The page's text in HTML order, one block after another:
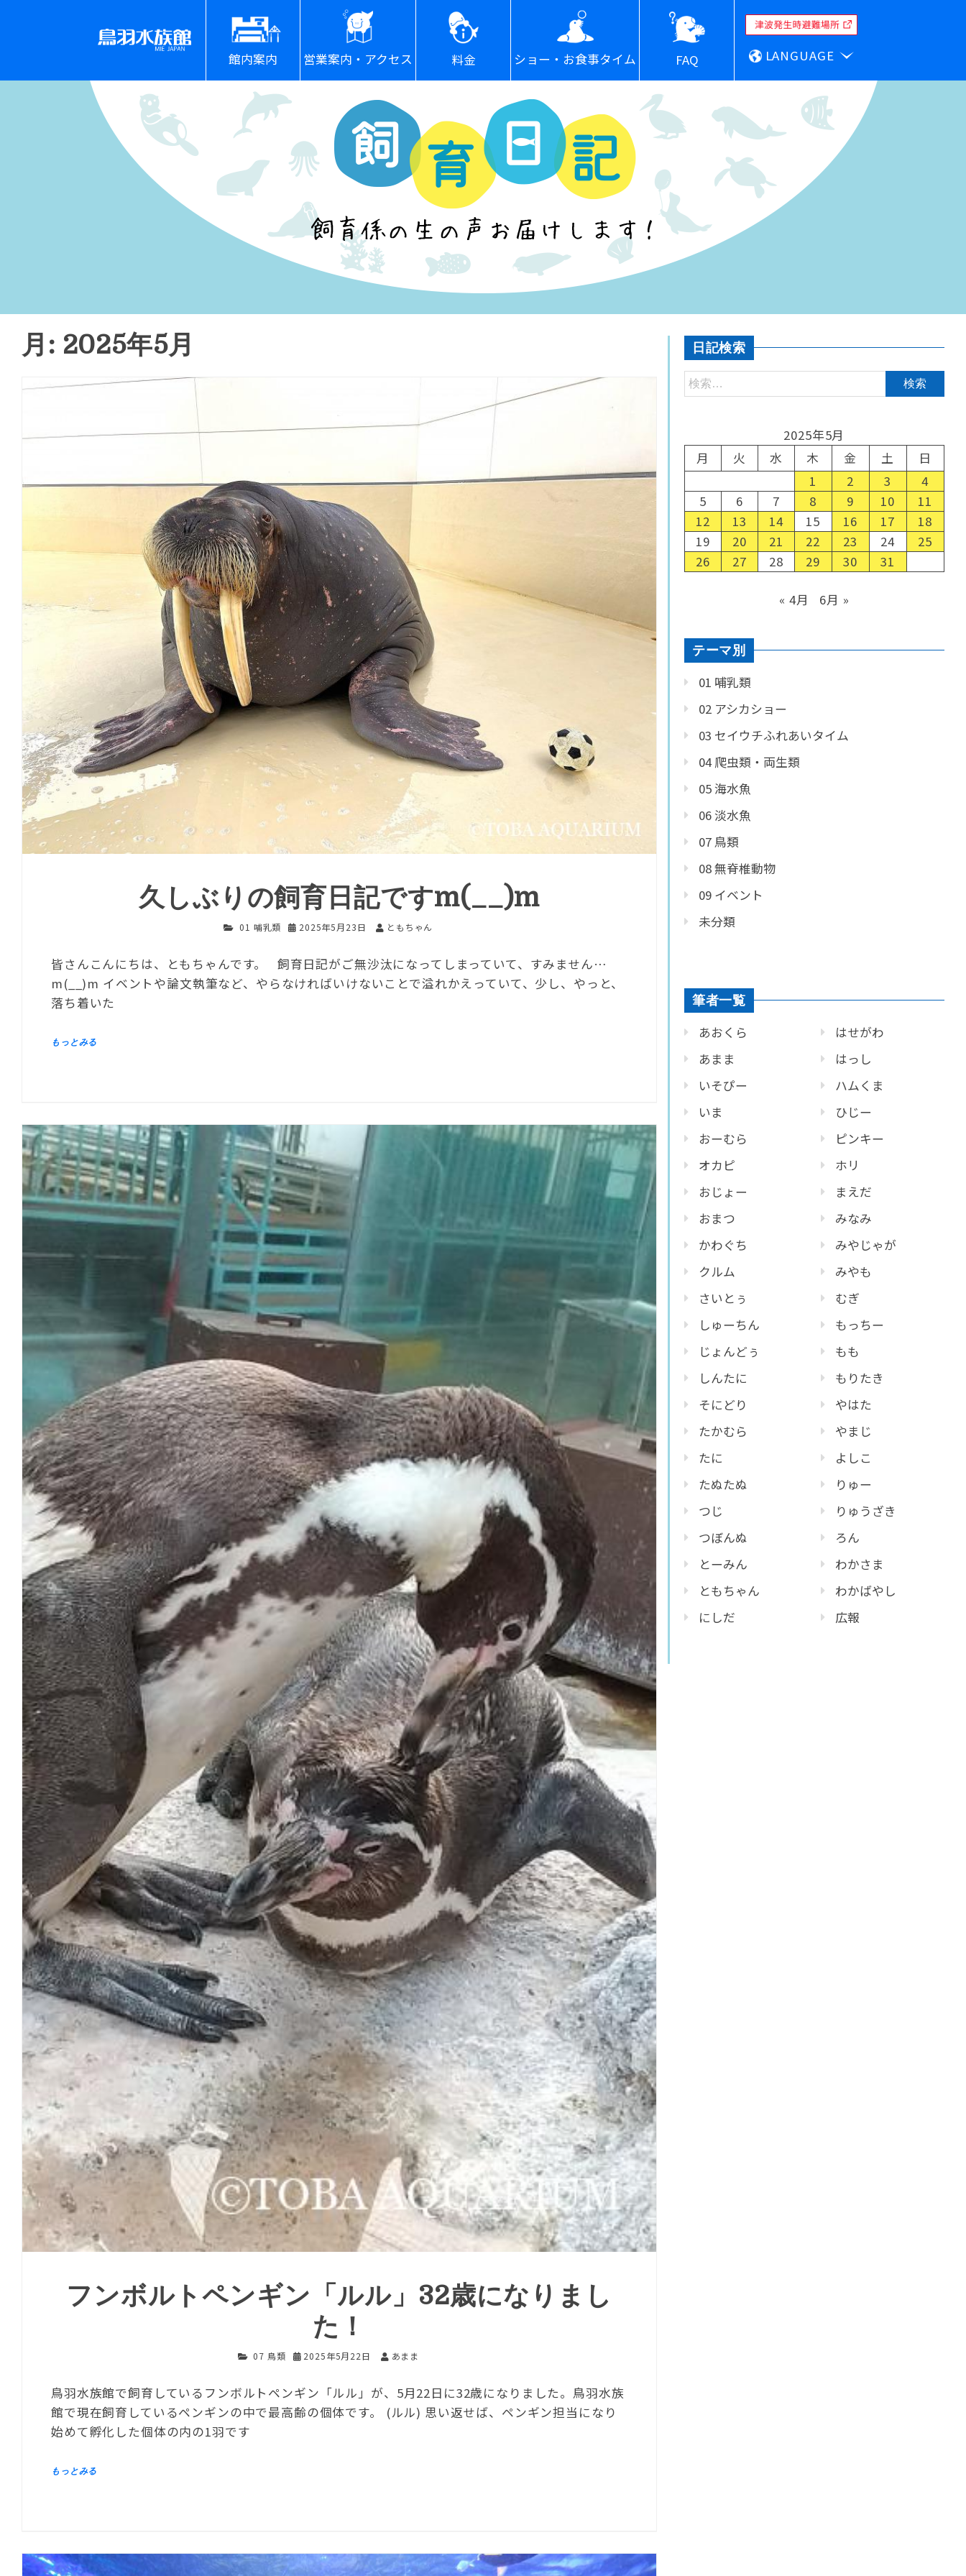
館内案内 営業案内・アクセス 料金 ショー・お食事タイム FAQ LANGUAGE
月: 2025年5月
久しぶりの飼育日記ですm(__)m
01 哺乳類 2025年5月23日 ともちゃん
皆さんこんにちは、ともちゃんです。 飼育日記がご無沙汰になってしまっていて、すみません…
m(__)m イベントや論文執筆など、やらなければいけないことで溢れかえっていて、少し、やっと、
落ち着いた
フンボルトペンギン「ルル」32歳になりまし
た！
07 鳥類 2025年5月22日 あまま
鳥羽水族館で飼育しているフンボルトペンギン「ルル」が、5月22日に32歳になりました。鳥羽水族
館で現在飼育しているペンギンの中で最高齢の個体です。 (ルル) 思い返せば、ペンギン担当になり
始めて孵化した個体の内の1羽です
日記検索
2025年5月
月
火 水 木 金 土
日
1
2 3
4
5
6 7 8 9 10
11
12
13 14 15 16 17
18
19
20 21 22 23 24
25
26
27 28 29 30 31
« 4月 6月 »
テーマ別
01 哺乳類
02 アシカショー
03 セイウチふれあいタイム
04 爬虫類・両生類
05 海水魚
06 淡水魚
07 鳥類
08 無脊椎動物
09 イベント
未分類
筆者一覧
あおくら
あまま
いそぴー
いま
おーむら
オカピ
おじょー
おまつ
かわぐち
クルム
さいとぅ
しゅーちん
じょんどぅ
しんたに
そにどり
たかむら
たに
たぬたぬ
つじ
つぼんぬ
とーみん
ともちゃん
にしだ
はせがわ
はっし
ハムくま
ひじー
ピンキー
ホリ
まえだ
みなみ
みやじゃが
みやも
むぎ
もっちー
もも
もりたき
やはた
やまじ
よしこ
りゅー
りゅうざき
ろん
わかさま
わかばやし
広報